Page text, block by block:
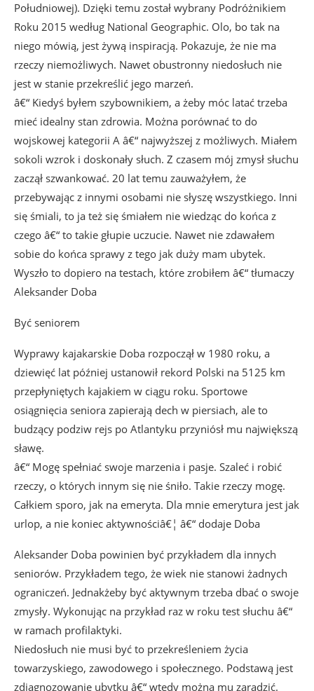
Południowej). Dzięki temu został wybrany Podróżnikiem
Roku 2015 według National Geographic. Olo, bo tak na
niego mówią, jest żywą inspiracją. Pokazuje, że nie ma
rzeczy niemożliwych. Nawet obustronny niedosłuch nie
jest w stanie przekreślić jego marzeń.
â€“ Kiedyś byłem szybownikiem, a żeby móc latać trzeba
mieć idealny stan zdrowia. Można porównać to do
wojskowej kategorii A â€“ najwyższej z możliwych. Miałem
sokoli wzrok i doskonały słuch. Z czasem mój zmysł słuchu
zaczął szwankować. 20 lat temu zauważyłem, że
przebywając z innymi osobami nie słyszę wszystkiego. Inni
się śmiali, to ja też się śmiałem nie wiedząc do końca z
czego â€“ to takie głupie uczucie. Nawet nie zdawałem
sobie do końca sprawy z tego jak duży mam ubytek.
Wyszło to dopiero na testach, które zrobiłem â€“ tłumaczy
Aleksander Doba
Być seniorem
Wyprawy kajakarskie Doba rozpoczął w 1980 roku, a
dziewięć lat później ustanowił rekord Polski na 5125 km
przepłyniętych kajakiem w ciągu roku. Sportowe
osiągnięcia seniora zapierają dech w piersiach, ale to
budzący podziw rejs po Atlantyku przyniósł mu największą
sławę.
â€“ Mogę spełniać swoje marzenia i pasje. Szaleć i robić
rzeczy, o których innym się nie śniło. Takie rzeczy mogę.
Całkiem sporo, jak na emeryta. Dla mnie emerytura jest jak
urlop, a nie koniec aktywnościâ€¦ â€“ dodaje Doba
Aleksander Doba powinien być przykładem dla innych
seniorów. Przykładem tego, że wiek nie stanowi żadnych
ograniczeń. Jednakżeby być aktywnym trzeba dbać o swoje
zmysły. Wykonując na przykład raz w roku test słuchu â€“
w ramach profilaktyki.
Niedosłuch nie musi być to przekreśleniem życia
towarzyskiego, zawodowego i społecznego. Podstawą jest
zdiagnozowanie ubytku â€“ wtedy można mu zaradzić.